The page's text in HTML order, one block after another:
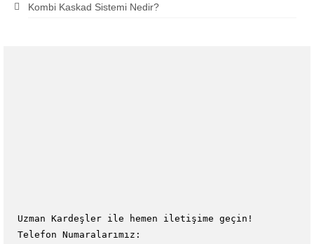
Kombi Kaskad Sistemi Nedir?
Uzman Kardeşler ile hemen iletişime geçin!
Telefon Numaralarımız: